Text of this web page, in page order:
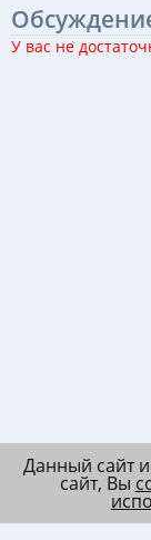
У вас не
Данный сайт
сайт, Вы